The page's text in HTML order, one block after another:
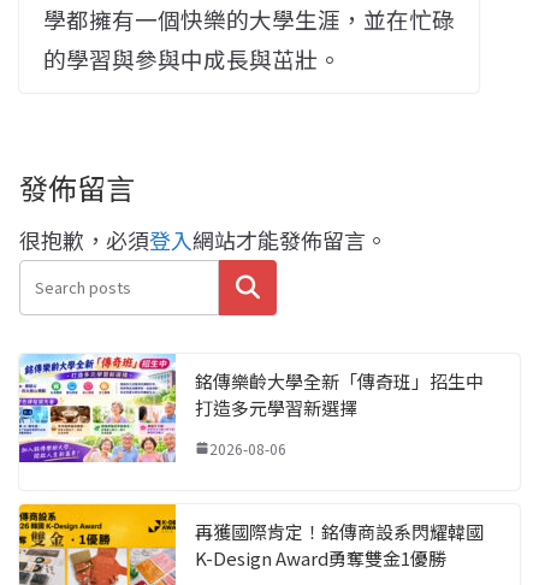
學都擁有一個快樂的大學生涯，並在忙碌
的學習與參與中成長與茁壯。
發佈留言
很抱歉，必須登入網站才能發佈留言。
搜尋
銘傳樂齡大學全新「傳奇班」招生中
打造多元學習新選擇
2026-08-06
再獲國際肯定！銘傳商設系閃耀韓國
K-Design Award勇奪雙金1優勝